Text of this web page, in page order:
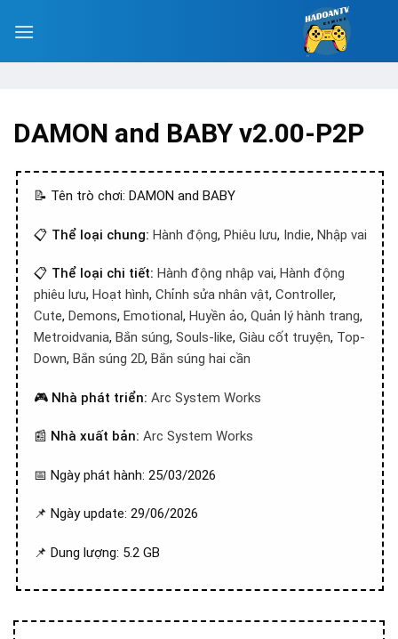
DAMON and BABY v2.00-P2P
📝 Tên trò chơi: DAMON and BABY
📋 Thể loại chung: Hành động, Phiêu lưu, Indie, Nhập vai
📋 Thể loại chi tiết: Hành động nhập vai, Hành động
phiêu lưu, Hoạt hình, Chỉnh sửa nhân vật, Controller,
Cute, Demons, Emotional, Huyền ảo, Quản lý hành trang,
Metroidvania, Bắn súng, Souls-like, Giàu cốt truyện, Top-
Down, Bắn súng 2D, Bắn súng hai cần
🎮 Nhà phát triển: Arc System Works
📰 Nhà xuất bản: Arc System Works
📅 Ngày phát hành: 25/03/2026
📌 Ngày update: 29/06/2026
📌 Dung lượng: 5.2 GB